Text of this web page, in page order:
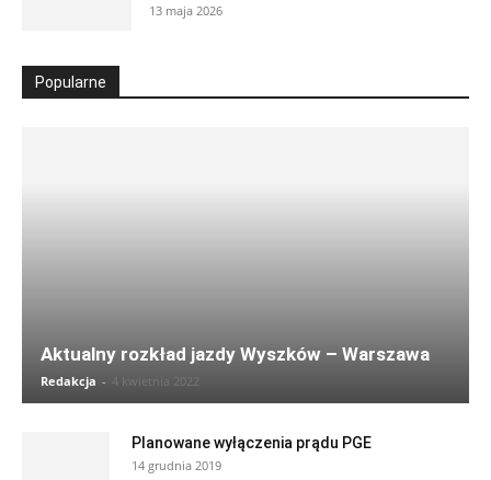
13 maja 2026
Popularne
Aktualny rozkład jazdy Wyszków – Warszawa
Redakcja - 4 kwietnia 2022
Planowane wyłączenia prądu PGE
14 grudnia 2019